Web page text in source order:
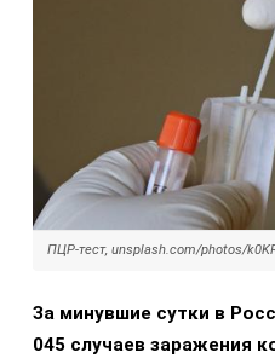
ПЦР-тест, unsplash.com/photos/
За минувшие сутки в
045 случаев заражения